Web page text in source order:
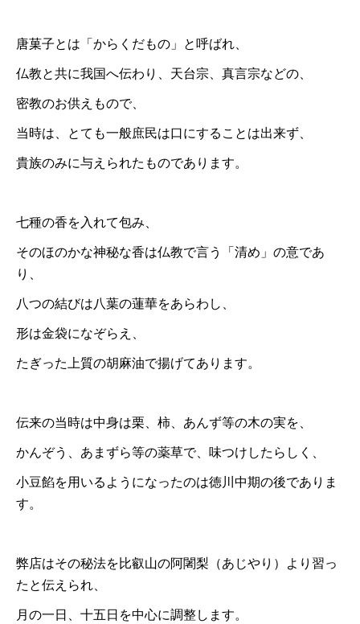
唐菓子とは「からくだもの」と呼ばれ、
仏教と共に我国へ伝わり、天台宗、真言宗などの、
密教のお供えもので、
当時は、とても一般庶民は口にすることは出来ず、
貴族のみに与えられたものであります。
七種の香を入れて包み、
そのほのかな神秘な香は仏教で言う「清め」の意であ
り、
八つの結びは八葉の蓮華をあらわし、
形は金袋になぞらえ、
たぎった上質の胡麻油で揚げてあります。
伝来の当時は中身は栗、柿、あんず等の木の実を、
かんぞう、あまずら等の薬草で、味つけしたらしく、
小豆餡を用いるようになったのは徳川中期の後でありま
す。
弊店はその秘法を比叡山の阿闍梨（あじやり）より習っ
たと伝えられ、
月の一日、十五日を中心に調整します。